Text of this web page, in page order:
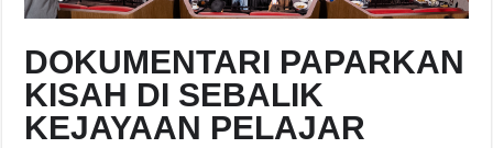
DOKUMENTARI PAPARKAN
KISAH DI SEBALIK
KEJAYAAN PELAJAR